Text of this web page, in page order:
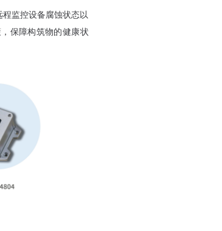
程监控设备腐蚀状态以
保障构筑物的健康状